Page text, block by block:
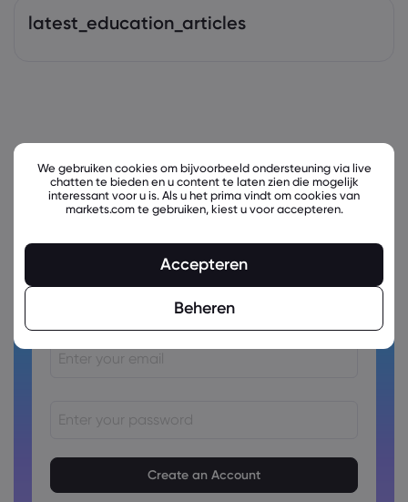
latest_education_articles
Ready to trade?
Create an account!
We gebruiken cookies om bijvoorbeeld ondersteuning via live
chatten te bieden en u content te laten zien die mogelijk
interessant voor u is. Als u het prima vindt om cookies van
markets.com te gebruiken, kiest u voor accepteren.
Accepteren
Beheren